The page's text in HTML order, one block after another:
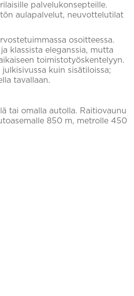
palvelukonsepteille.
aulapalvelut, neuvottelutilat
osoitteessa.
klassista eleganssia, mutta
toimistotyöskentelyyn.
kuin sisätiloissa;
tavallaan.
tai omalla autolla. Raitiovaunu
850 m, metrolle 450